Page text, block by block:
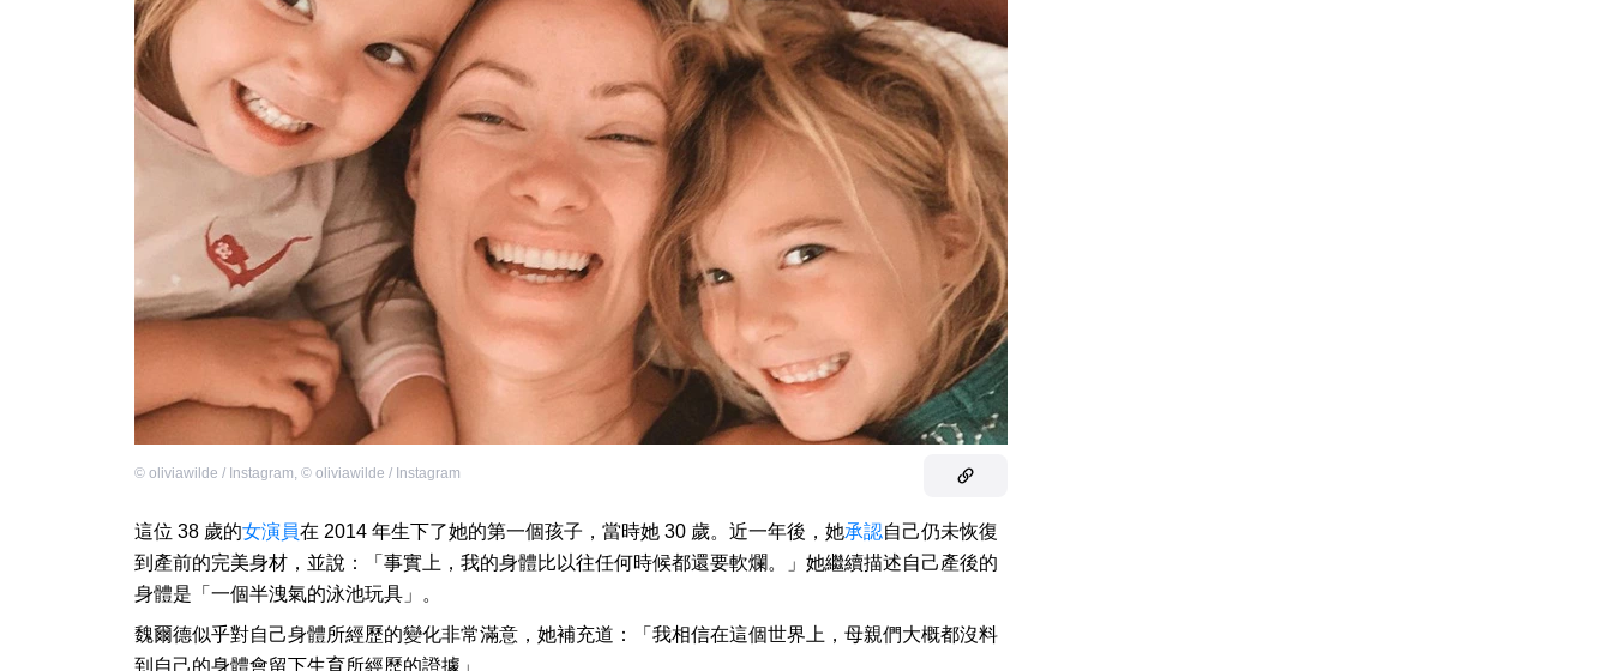
© oliviawilde / Instagram, © oliviawilde / Instagram
這位 38 歲的女演員在 2014 年生下了她的第一個孩子，當時她 30 歲。近一年後，她承認自己仍未恢復
到產前的完美身材，並說：「事實上，我的身體比以往任何時候都還要軟爛。」她繼續描述自己產後的
身體是「一個半洩氣的泳池玩具」。
魏爾德似乎對自己身體所經歷的變化非常滿意，她補充道：「我相信在這個世界上，母親們大概都沒料
到自己的身體會留下生育所經歷的證據」